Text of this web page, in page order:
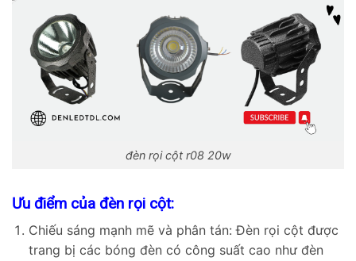
đèn rọi cột r08 20w
Ưu điểm của đèn rọi cột:
Chiếu sáng mạnh mẽ và phân tán: Đèn rọi cột được
trang bị các bóng đèn có công suất cao như đèn